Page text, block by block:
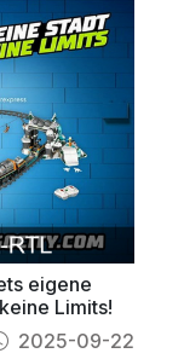
eigene
Limits!
2025-09-22